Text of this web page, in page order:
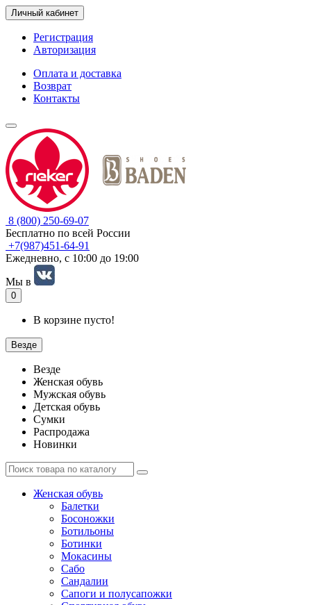
Личный кабинет
Регистрация
Авторизация
Оплата и доставка
Возврат
Контакты
8 (800) 250-69-07
Бесплатно по всей России
+7(987)451-64-91
Ежедневно, с 10:00 до 19:00
Мы в
0
В корзине пусто!
Везде
Везде
Женская обувь
Мужская обувь
Детская обувь
Сумки
Распродажа
Новинки
Женская обувь
Балетки
Босоножки
Ботильоны
Ботинки
Мокасины
Сабо
Сандалии
Сапоги и полусапожки